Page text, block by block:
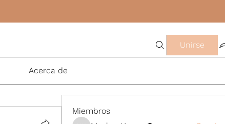
Unirse
Acerca de
Miembros